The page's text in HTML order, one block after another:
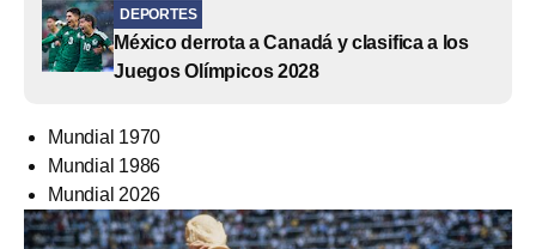
DEPORTES
México derrota a Canadá y clasifica a los
Juegos Olímpicos 2028
Mundial 1970
Mundial 1986
Mundial 2026